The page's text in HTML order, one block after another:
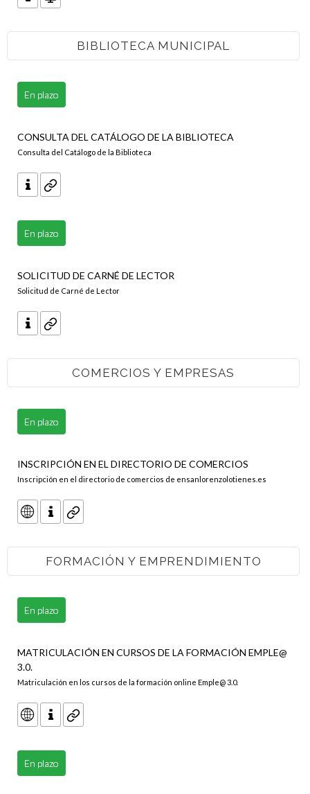
BIBLIOTECA MUNICIPAL
En plazo
CONSULTA DEL CATÁLOGO DE LA BIBLIOTECA
Consulta del Catálogo de la Biblioteca
En plazo
SOLICITUD DE CARNÉ DE LECTOR
Solicitud de Carné de Lector
COMERCIOS Y EMPRESAS
En plazo
INSCRIPCIÓN EN EL DIRECTORIO DE COMERCIOS
Inscripción en el directorio de comercios de ensanlorenzolotienes.es
FORMACIÓN Y EMPRENDIMIENTO
En plazo
MATRICULACIÓN EN CURSOS DE LA FORMACIÓN EMPLE@
3.0.
Matriculación en los cursos de la formación online Emple@ 3.0.
En plazo